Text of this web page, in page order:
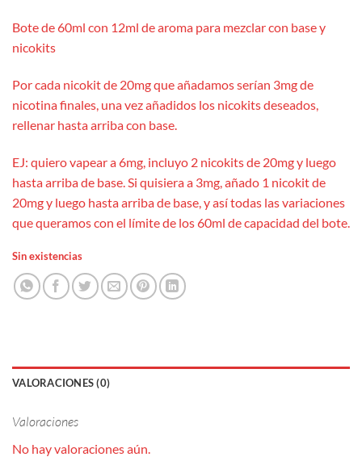
Bote de 60ml con 12ml de aroma para mezclar con base y
nicokits
Por cada nicokit de 20mg que añadamos serían 3mg de
nicotina finales, una vez añadidos los nicokits deseados,
rellenar hasta arriba con base.
EJ: quiero vapear a 6mg, incluyo 2 nicokits de 20mg y luego
hasta arriba de base. Si quisiera a 3mg, añado 1 nicokit de
20mg y luego hasta arriba de base, y así todas las variaciones
que queramos con el límite de los 60ml de capacidad del bote.
Sin existencias
VALORACIONES (0)
Valoraciones
No hay valoraciones aún.